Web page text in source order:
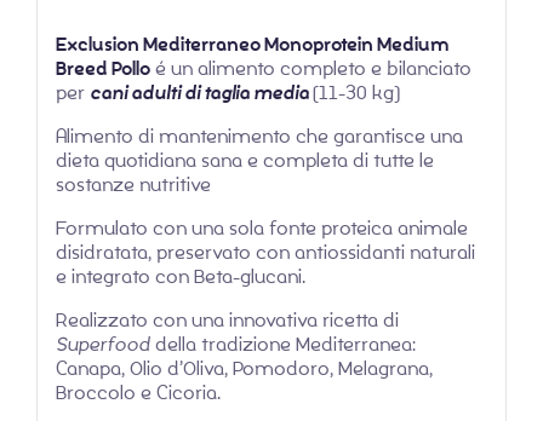
Exclusion Mediterraneo Monoprotein Medium
Breed Polloé un alimento completo e bilanciato
per cani adulti di taglia media(11-30 kg)
Alimento di mantenimento che garantisce una
dieta quotidiana sana e completa di tutte le
sostanze nutritive
Formulato con una sola fonte proteica animale
disidratata, preservato con antiossidanti naturali
e integrato con Beta-glucani.
Realizzato con una innovativa ricetta di
Superfooddella tradizione Mediterranea:
Canapa, Olio d’Oliva, Pomodoro, Melagrana,
Broccolo e Cicoria.